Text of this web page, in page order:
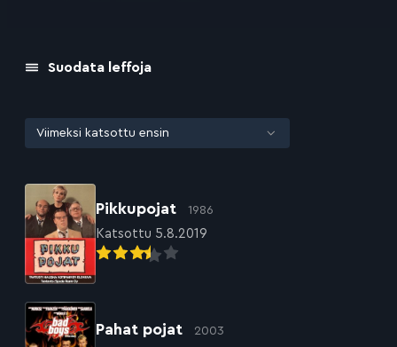
Suodata leffoja
Pikkupojat 1986
Katsottu 5.8.2019
Pahat pojat 2003